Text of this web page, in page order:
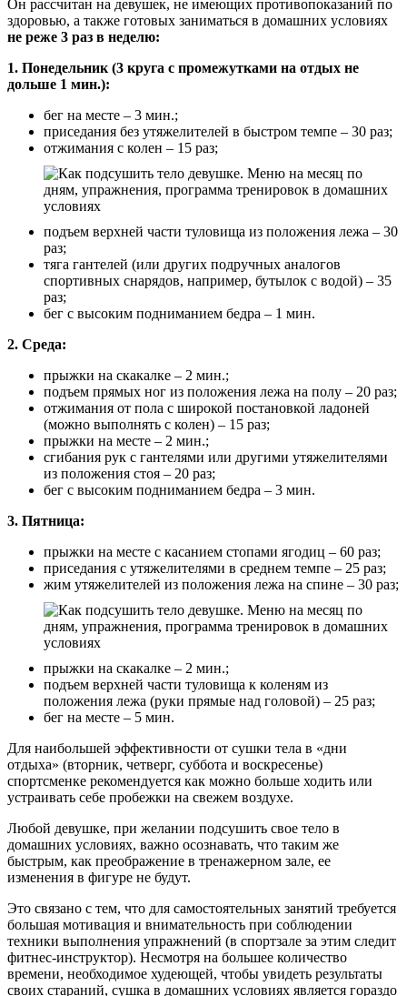
Он рассчитан на девушек, не имеющих противопоказаний по
здоровью, а также готовых заниматься в домашних условиях
не реже 3 раз в неделю:
1. Понедельник (3 круга с промежутками на отдых не
дольше 1 мин.):
бег на месте – 3 мин.;
приседания без утяжелителей в быстром темпе – 30 раз;
отжимания с колен – 15 раз;
подъем верхней части туловища из положения лежа – 30
раз;
тяга гантелей (или других подручных аналогов
спортивных снарядов, например, бутылок с водой) – 35
раз;
бег с высоким подниманием бедра – 1 мин.
2. Среда:
прыжки на скакалке – 2 мин.;
подъем прямых ног из положения лежа на полу – 20 раз;
отжимания от пола с широкой постановкой ладоней
(можно выполнять с колен) – 15 раз;
прыжки на месте – 2 мин.;
сгибания рук с гантелями или другими утяжелителями
из положения стоя – 20 раз;
бег с высоким подниманием бедра – 3 мин.
3. Пятница:
прыжки на месте с касанием стопами ягодиц – 60 раз;
приседания с утяжелителями в среднем темпе – 25 раз;
жим утяжелителей из положения лежа на спине – 30 раз;
прыжки на скакалке – 2 мин.;
подъем верхней части туловища к коленям из
положения лежа (руки прямые над головой) – 25 раз;
бег на месте – 5 мин.
Для наибольшей эффективности от сушки тела в «дни
отдыха» (вторник, четверг, суббота и воскресенье)
спортсменке рекомендуется как можно больше ходить или
устраивать себе пробежки на свежем воздухе.
Любой девушке, при желании подсушить свое тело в
домашних условиях, важно осознавать, что таким же
быстрым, как преображение в тренажерном зале, ее
изменения в фигуре не будут.
Это связано с тем, что для самостоятельных занятий требуется
большая мотивация и внимательность при соблюдении
техники выполнения упражнений (в спортзале за этим следит
фитнес-инструктор). Несмотря на большее количество
времени, необходимое худеющей, чтобы увидеть результаты
своих стараний, сушка в домашних условиях является гораздо